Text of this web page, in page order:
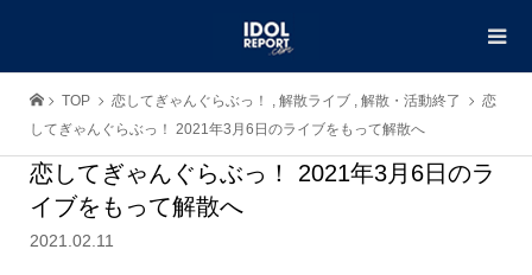
TOP 恋してぎゃんぐらぶっ！ , 解散ライブ , 解散・活動終了
恋
してぎゃんぐらぶっ！ 2021年3月6日のライブをもって解散へ
恋してぎゃんぐらぶっ！ 2021年3月6日のラ
イブをもって解散へ
2021.02.11